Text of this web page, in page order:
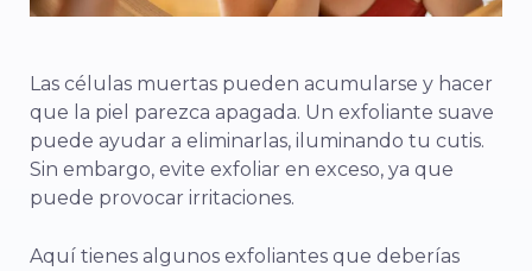
Las células muertas pueden acumularse y hacer
que la piel parezca apagada. Un exfoliante suave
puede ayudar a eliminarlas, iluminando tu cutis.
Sin embargo, evite exfoliar en exceso, ya que
puede provocar irritaciones.
Aquí tienes algunos exfoliantes que deberías